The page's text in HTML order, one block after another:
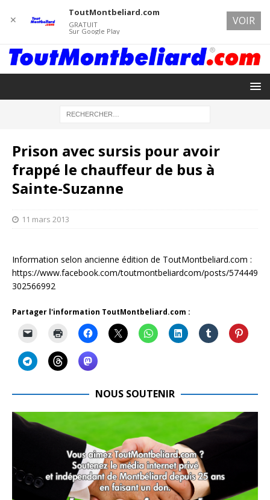
Prison avec sursis pour avoir
frappé le chauffeur de bus à
Sainte-Suzanne
11 mars 2013
Information selon ancienne édition de ToutMontbeliard.com :
https://www.facebook.com/toutmontbeliardcom/posts/574449
302566992
Partager l'information ToutMontbeliard.com :
NOUS SOUTENIR
✕
ToutMontbeliard.com
GRATUIT
Sur Google Play
VOIR